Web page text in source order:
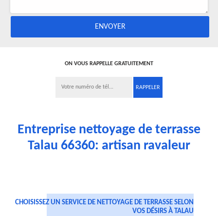
ON VOUS RAPPELLE GRATUITEMENT
Entreprise nettoyage de terrasse
Talau 66360: artisan ravaleur
CHOISISSEZ UN SERVICE DE NETTOYAGE DE TERRASSE SELON
VOS DÉSIRS À TALAU